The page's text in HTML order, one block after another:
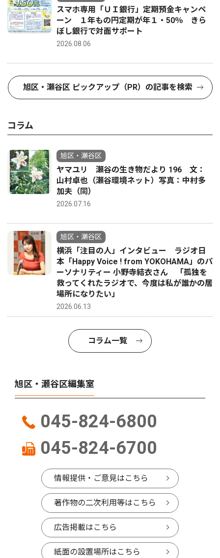
スマホ専用「ＵＩ銀行」定期預金キャンペ
ーン １年もの円定期が年１・50％ きら
ぼし銀行で対面サポート
2026.08.06
旭区・瀬谷区 ピックアップ（PR）の記事を検索
コラム
旭区・瀬谷区
ヤマユリ 瀬谷の生き物だより 196 文：
山村卓也（瀬谷環境ネット）写真：中村多
加夫（同）
2026.07.16
旭区・瀬谷区
横浜「注目の人」インタビュー ラジオ日
本「Happy Voice ! from YOKOHAMA」のパ
ーソナリティー 小野寺結衣さん 「孤独を
救ってくれたラジオで、今度は私が誰かの居
場所になりたい」
2026.06.13
コラム一覧
旭区・瀬谷区編集室
045-824-6800
045-824-6700
情報提供・ご意見はこちら
著作物の二次利用等はこちら
広告掲載はこちら
紙面の設置場所はこちら